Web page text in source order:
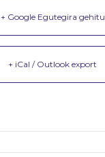
+ Google Egutegira gehitu
+ iCal / Outlook export